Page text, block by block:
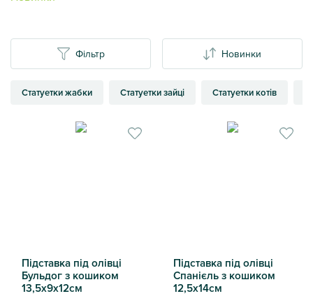
Фільтр Новинки
Статуетки жабки Статуетки зайці Статуетки котів
Підставка під олівці
Бульдог з кошиком
13,5х9х12см
Підставка під олівці
Спанієль з кошиком
12,5х14см